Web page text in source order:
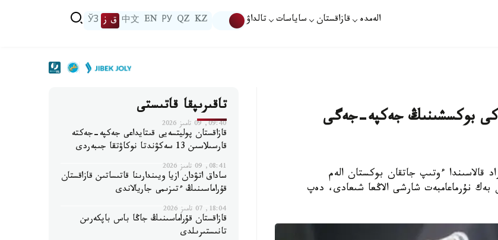
الەمدە قازاقستان ساياسات تالداۋ KZ
QZ
РУ
EN
中文 ق ز ЎЗ
ەكى بوكسشىنىڭ جەكپە-جەگى
قالاسىندا ءوتىپ جاتقان بوكستان الەم
بەك نۇرماعامبەت شارشى الاڭعا شىعادى، دەپ
تاقىرىپقا قاتىستى
09:40, 09 تامىز 2026
قازاقستان پوليتسەيى قىتايداعى جەكپە-جەكتە
قارسىلاسىن 13 سەكۋندتا نوكاۋتقا جىبەردى
08:41, 09 تامىز 2026
ساداق اتۋدان ازيا ويىندارىنا قاتىساتىن قازاقستان
قۇراماسىنىڭ ءتىزىمى جاريالاندى
18:04, 07 تامىز 2026
قازاقستان قۇراماسىنىڭ جاڭا باس باپكەرىن
تانىستىرىلدى